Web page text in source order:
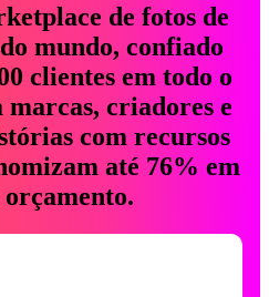
de fotos de
mundo, confiado
clientes em todo o
criadores e
com recursos
até 76% em